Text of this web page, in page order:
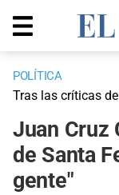
POLÍTICA
Tras las críticas
Juan Cruz
de Santa
gente"